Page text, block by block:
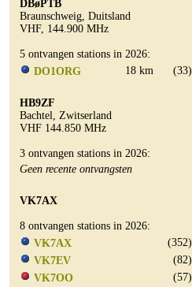
DBøPTB
Braunschweig, Duitsland
VHF, 144.900 MHz
5 ontvangen stations in 2026:
DO1ORG
18 km (33)
HB9ZF
Bachtel, Zwitserland
VHF 144.850 MHz
3 ontvangen stations in 2026:
Geen recente ontvangsten
VK7AX
8 ontvangen stations in 2026:
VK7AX
(352)
VK7EV
(82)
VK7OO
(57)